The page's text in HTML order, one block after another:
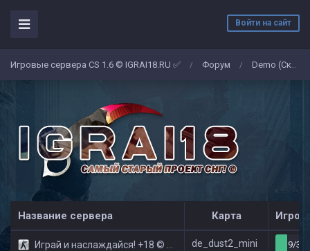
Войти на сайт
Игровые сервера CS 1.6 © IGRAI18.RU ✅ / Форум / Demo (Скриншоты)
Название сервера Карта
Играй и наслаждайся! +18 © Public de_dust2_mini 9/32